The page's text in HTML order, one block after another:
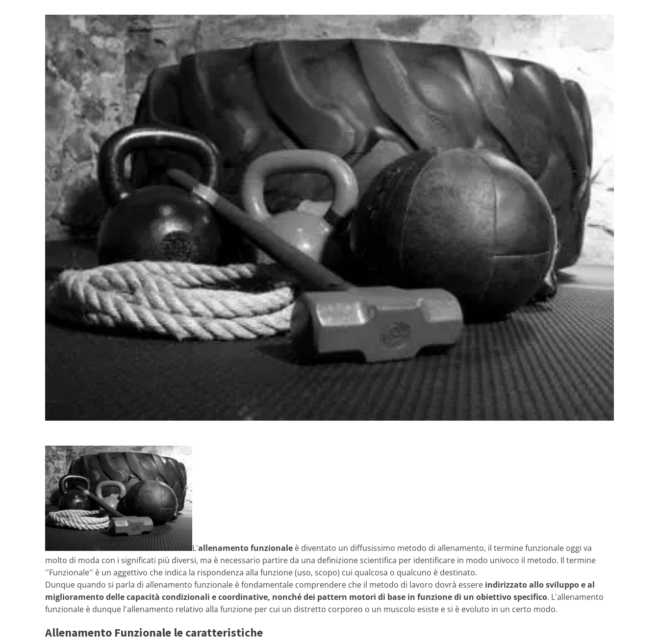
L'allenamento funzionale è diventato un diffusissimo metodo di allenamento, il termine funzionale oggi va
molto di moda con i significati più diversi, ma è necessario partire da una definizione scientifica per identificare in modo univoco il metodo. Il termine
''Funzionale'' è un aggettivo che indica la rispondenza alla funzione (uso, scopo) cui qualcosa o qualcuno è destinato.
Dunque quando si parla di allenamento funzionale è fondamentale comprendere che il metodo di lavoro dovrà essere indirizzato allo sviluppo e al
miglioramento delle capacità condizionali e coordinative, nonché dei pattern motori di base in funzione di un obiettivo specifico. L'allenamento
funzionale è dunque l'allenamento relativo alla funzione per cui un distretto corporeo o un muscolo esiste e si è evoluto in un certo modo.
Allenamento Funzionale le caratteristiche